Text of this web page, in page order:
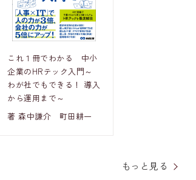
これ１冊でわかる 中小
企業のHRテック入門～
わが社でもできる！ 導入
から運用まで～
著 森中謙介 町田耕一
もっと見る